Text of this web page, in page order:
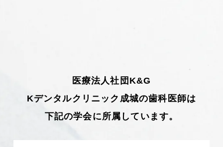
医療法人社団K&G
Kデンタルクリニック成城の歯科医師は
下記の学会に所属しています。